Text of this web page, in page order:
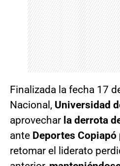
Finalizada la fecha 17
Nacional, Universidad
aprovechar la derrota
ante Deportes Copiapó
retomar el liderato